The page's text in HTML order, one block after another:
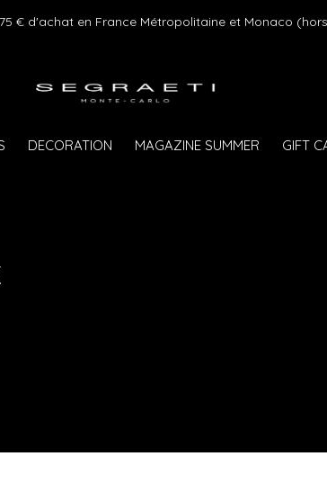
DECORATION MAGAZINE SUMMER GIFT
€ d'achat en France Métropolitaine et Monaco